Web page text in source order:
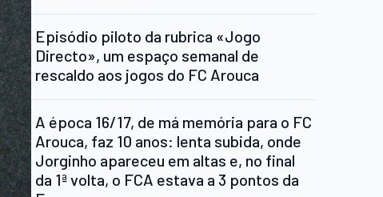
Episódio piloto da rubrica «Jogo
Directo», um espaço semanal de
rescaldo aos jogos do FC Arouca
A época 16/17, de má memória para o FC
Arouca, faz 10 anos: lenta subida, onde
Jorginho apareceu em altas e, no final
da 1ª volta, o FCA estava a 3 pontos da